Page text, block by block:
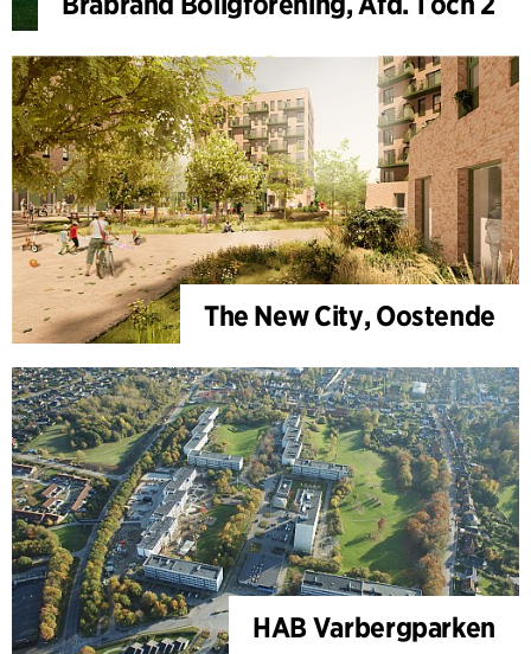
The New City, Oostende
HAB Varbergparken